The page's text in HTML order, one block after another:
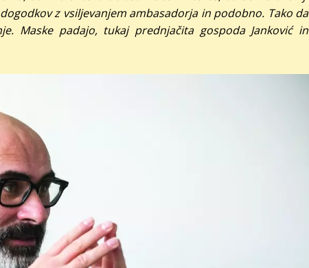
z vsiljevanjem ambasadorja in podobno. Tako da
Maske padajo, tukaj prednjačita gospoda Janković in